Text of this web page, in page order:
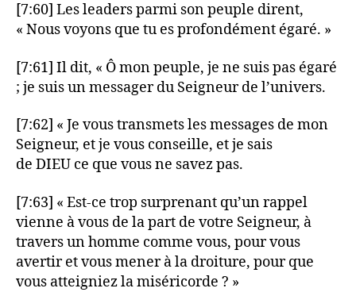
[7:60] Les leaders parmi son peuple dirent,
« Nous voyons que tu es profondément égaré. »
[7:61] Il dit, « Ô mon peuple, je ne suis pas égaré
; je suis un messager du Seigneur de l’univers.
[7:62] « Je vous transmets les messages de mon
Seigneur, et je vous conseille, et je sais
de DIEU ce que vous ne savez pas.
[7:63] « Est-ce trop surprenant qu’un rappel
vienne à vous de la part de votre Seigneur, à
travers un homme comme vous, pour vous
avertir et vous mener à la droiture, pour que
vous atteigniez la miséricorde ? »